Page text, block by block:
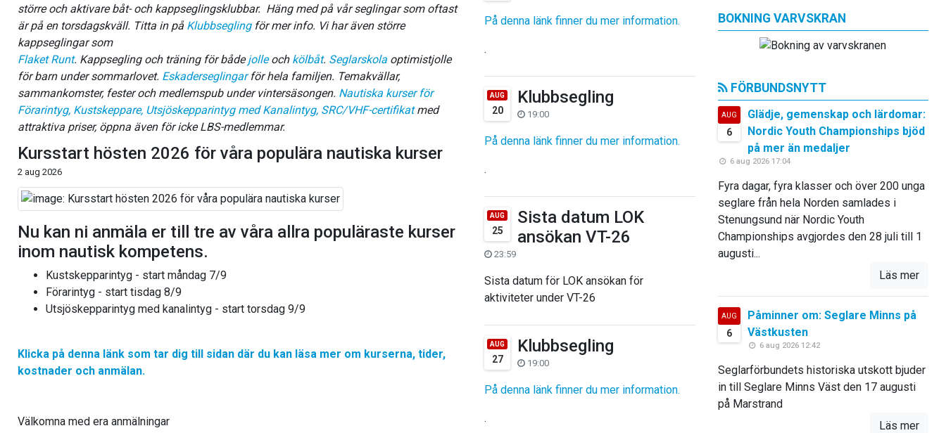
På denna länk finner du mer information.
.
AUG
20
Klubbsegling
19:00
På denna länk finner du mer information.
.
AUG
25
Sista datum LOK
ansökan VT-26
23:59
Sista datum för LOK ansökan för
aktiviteter under VT-26
AUG
27
Klubbsegling
19:00
På denna länk finner du mer information.
.
större och aktivare båt- och kappseglingsklubbar. Häng med på vår seglingar som oftast
är på en torsdagskväll. Titta in på Klubbseglingför mer info. Vi har även större
kappseglingar som
Flaket Runt. Kappsegling och träning för bådejolleoch kölbåt. Seglarskola optimistjolle
för barn under sommarlovet. Eskaderseglingarför hela familjen. Temakvällar,
sammankomster, fester och medlemspub under vintersäsongen. Nautiska kurser för
Förarintyg, Kustskeppare, Utsjöskepparintyg med Kanalintyg, SRC/VHF-certifikatmed
attraktiva priser, öppna även för icke LBS-medlemmar.
Kursstart hösten 2026 för våra populära nautiska kurser
2 aug 2026
Nu kan ni anmäla er till tre av våra allra populäraste kurser
inom nautisk kompetens.
Kustskepparintyg - start måndag 7/9
Förarintyg - start tisdag 8/9
Utsjöskepparintyg med kanalintyg - start torsdag 9/9
Klicka på denna länk som tar dig till sidan där du kan läsa mer om kurserna, tider,
kostnader och anmälan.
Välkomna med era anmälningar
BOKNING VARVSKRAN
FÖRBUNDSNYTT
AUG
6
Glädje, gemenskap och lärdomar:
Nordic Youth Championships bjöd
på mer än medaljer
6 aug 2026 17:04
Fyra dagar, fyra klasser och över 200 unga
seglare från hela Norden samlades i
Stenungsund när Nordic Youth
Championships avgjordes den 28 juli till 1
augusti...
Läs mer
AUG
6
Påminner om: Seglare Minns på
Västkusten
6 aug 2026 12:42
Seglarförbundets historiska utskott bjuder
in till Seglare Minns Väst den 17 augusti
på Marstrand
Läs mer